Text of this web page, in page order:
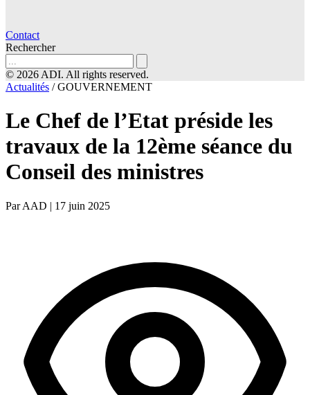
Contact
Rechercher
© 2026 ADI. All rights reserved.
Actualités / GOUVERNEMENT
Le Chef de l’Etat préside les
travaux de la 12ème séance du
Conseil des ministres
Par AAD | 17 juin 2025